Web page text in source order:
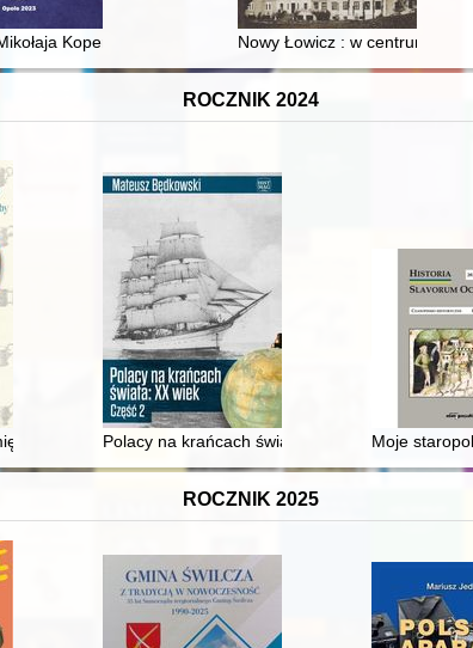
wiecznej Rzeczypospolitej
Kopernika z rodu ŚlązakaNowy Łowicz : w centrum
ROCZNIK 2024
Jana Pawła II: podstakanniki z kolekcji Wojciecha Kuby
Polacy na krańcach świata : XX wiek. Cz. 2
Moje
ROCZNIK 2025